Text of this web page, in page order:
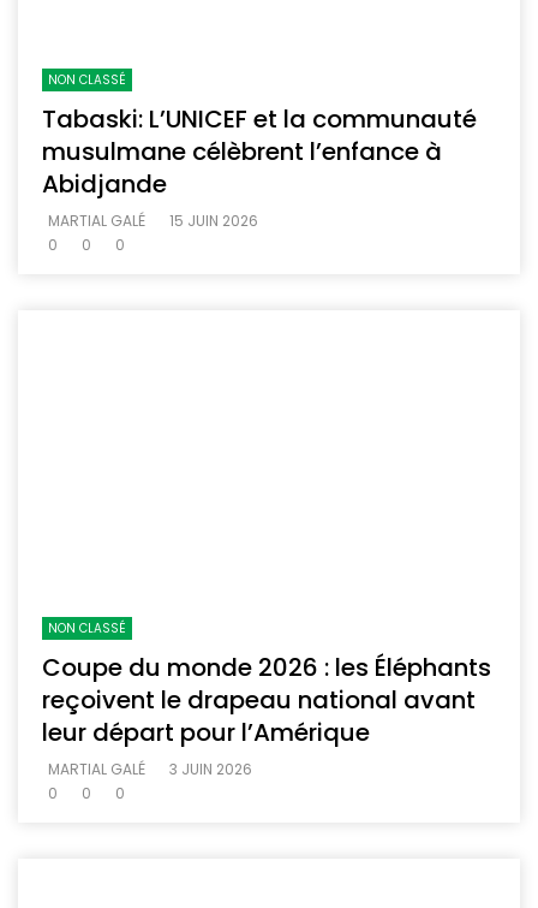
NON CLASSÉ
Tabaski: L’UNICEF et la communauté
musulmane célèbrent l’enfance à
Abidjande
MARTIAL GALÉ
15 JUIN 2026
0
0 0
NON CLASSÉ
Coupe du monde 2026 : les Éléphants
reçoivent le drapeau national avant
leur départ pour l’Amérique
MARTIAL GALÉ
3 JUIN 2026
0
0 0